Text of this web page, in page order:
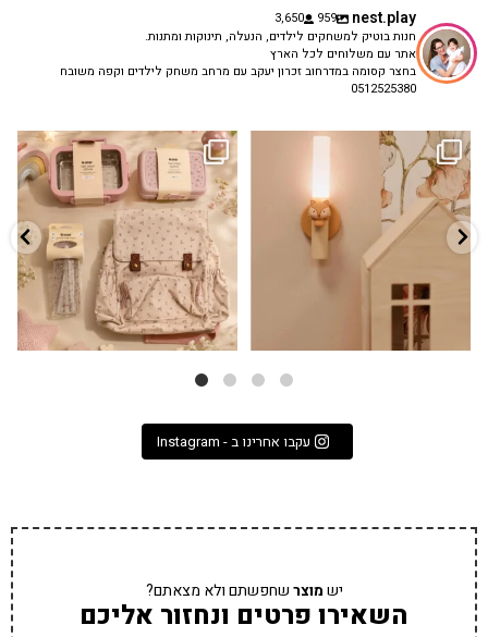
nest.play
959
3,650
חנות בוטיק למשחקים לילדים, הנעלה, תינוקות ומתנות.
אתר עם משלוחים לכל הארץ
בחצר קסומה במדרחוב זכרון יעקב עם מרחב משחק לילדים וקפה משובח
0512525380
✨ חוזרים למסגרת בסטייל! ✨
הקולקציה החדשה...
9 4
גם פריט עיצובי לחדר, גם מנורת לילה
...
3 0
עקבו אחרינו ב - Instagram
ישמוצרשחפשתם ולא מצאתם?
השאירו פרטים ונחזור אליכם